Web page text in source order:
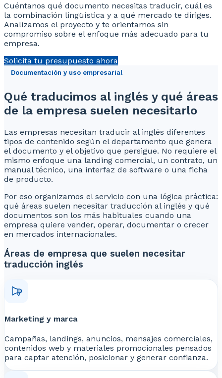
Cuéntanos qué documento necesitas traducir, cuál es
la combinación lingüística y a qué mercado te diriges.
Analizamos el proyecto y te orientamos sin
compromiso sobre el enfoque más adecuado para tu
empresa.
Solicita tu presupuesto ahora
Documentación y uso empresarial
Qué traducimos al inglés y qué áreas
de la empresa suelen necesitarlo
Las empresas necesitan traducir al inglés diferentes
tipos de contenido según el departamento que genera
el documento y el objetivo que persigue. No requiere el
mismo enfoque una landing comercial, un contrato, un
manual técnico, una interfaz de software o una ficha
de producto.
Por eso organizamos el servicio con una lógica práctica:
qué áreas suelen necesitar traducción al inglés y qué
documentos son los más habituales cuando una
empresa quiere vender, operar, documentar o crecer
en mercados internacionales.
Áreas de empresa que suelen necesitar
traducción inglés
Marketing y marca
Campañas, landings, anuncios, mensajes comerciales,
contenidos web y materiales promocionales pensados
para captar atención, posicionar y generar confianza.